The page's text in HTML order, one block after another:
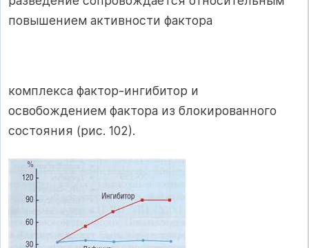
повышением активности фактора
комплекса фактор-ингибитор и
освобождением фактора из блокированного
состояния (рис. 102).